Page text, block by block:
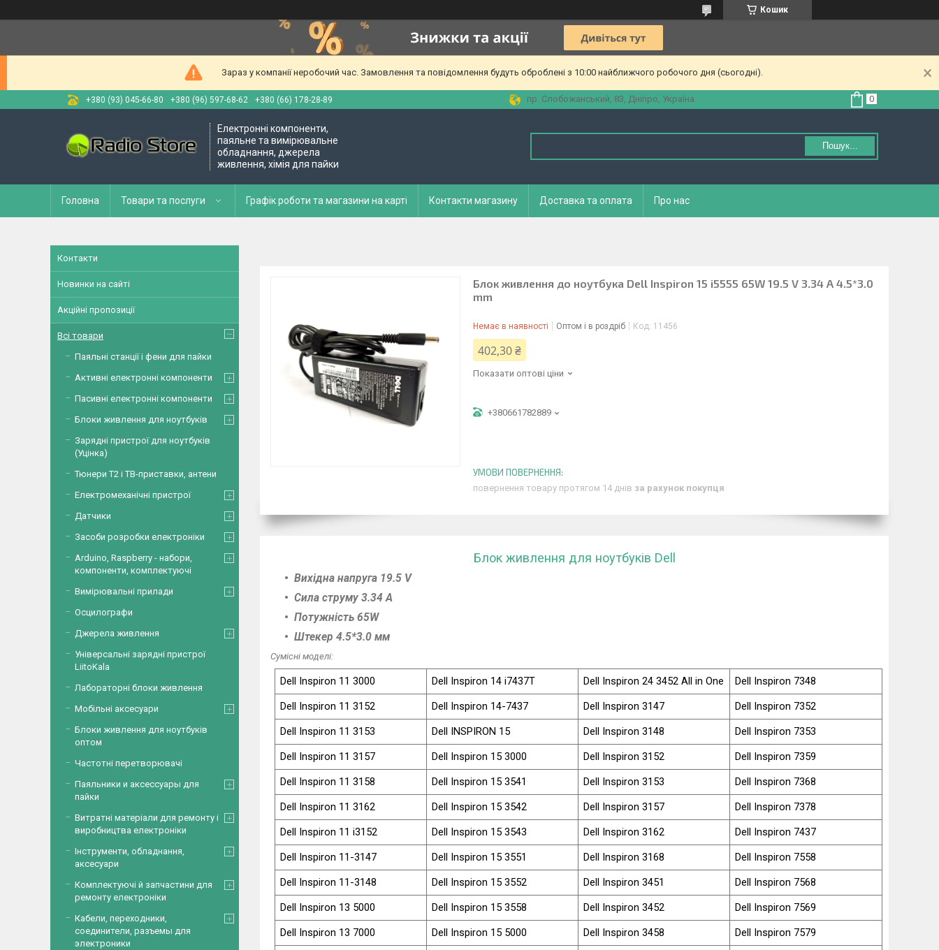
Кошик
Зараз у компанії неробочий час. Замовлення та повідомлення будуть оброблені з 10:00 найближчого робочого дня (сьогодні).
+380 (93) 045-66-80 +380 (96) 597-68-62 +380 (66) 178-28-89 пр. Слобожанський, 83, Дніпро, Україна
Електронні компоненти,
паяльне та вимірювальне
обладнання, джерела
живлення, хімія для пайки
Пошук...
Головна Товари та послуги Графік роботи та магазини на карті Контакти магазину Доставка та оплата Про нас
Блок живлення до ноутбука Dell Inspiron 15 i5555 65W 19.5 V 3.34 A 4.5*3.0
mm
Немає в наявності Оптом і в роздріб Код: 11456
402,30 ₴
Показати оптові ціни
+380661782889
повернення товару протягом 14 днів за рахунок покупця
Блок живлення для ноутбуків Dell
Вихідна напруга 19.5 V
Сила струму 3.34 A
Потужність 65W
Штекер 4.5*3.0 мм
Сумісні моделі:
Dell Inspiron 11 3000 Dell Inspiron 14 i7437T Dell Inspiron 24 3452 All in One
Dell Inspiron 7348
Dell Inspiron 11 3152
Dell Inspiron 14-7437 Dell Inspiron 3147
Dell Inspiron 7352
Dell Inspiron 11 3153
Dell INSPIRON 15 Dell Inspiron 3148
Dell Inspiron 7353
Dell Inspiron 11 3157
Dell Inspiron 15 3000 Dell Inspiron 3152
Dell Inspiron 7359
Dell Inspiron 11 3158
Dell Inspiron 15 3541 Dell Inspiron 3153
Dell Inspiron 7368
Dell Inspiron 11 3162
Dell Inspiron 15 3542 Dell Inspiron 3157
Dell Inspiron 7378
Dell Inspiron 11 i3152
Dell Inspiron 15 3543 Dell Inspiron 3162
Dell Inspiron 7437
Dell Inspiron 11-3147
Dell Inspiron 15 3551 Dell Inspiron 3168
Dell Inspiron 7558
Dell Inspiron 11-3148
Dell Inspiron 15 3552 Dell Inspiron 3451
Dell Inspiron 7568
Dell Inspiron 13 5000
Dell Inspiron 15 3558 Dell Inspiron 3452
Dell Inspiron 7569
Dell Inspiron 13 7000
Dell Inspiron 15 5000 Dell Inspiron 3458
Dell Inspiron 7579
Контакти
Новинки на сайті
Акційні пропозиції
Всі товари
Паяльні станції і фени для пайки
Активні електронні компоненти
Пасивні електронні компоненти
Блоки живлення для ноутбуків
Зарядні пристрої для ноутбуків
(Уцінка)
Тюнери Т2 і ТВ-приставки, антени
Електромеханічні пристрої
Датчики
Засоби розробки електроніки
Arduino, Raspberry - набори,
компоненти, комплектуючі
Вимірювальні прилади
Осцилографи
Джерела живлення
Універсальні зарядні пристрої
LiitoKala
Лабораторні блоки живлення
Мобільні аксесуари
Блоки живлення для ноутбуків
оптом
Частотні перетворювачі
Паяльники и аксессуары для
пайки
Витратні матеріали для ремонту і
виробництва електроніки
Інструменти, обладнання,
аксесуари
Комплектуючі й запчастини для
ремонту електроніки
Кабели, переходники,
соединители, разъемы для
электроники